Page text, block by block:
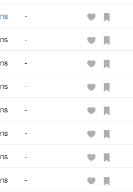
-
-
-
-
-
-
-
-